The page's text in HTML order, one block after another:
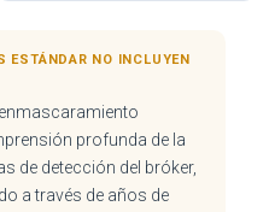
ESTÁNDAR NO INCLUYEN
profunda de la
de detección del bróker,
a través de años de